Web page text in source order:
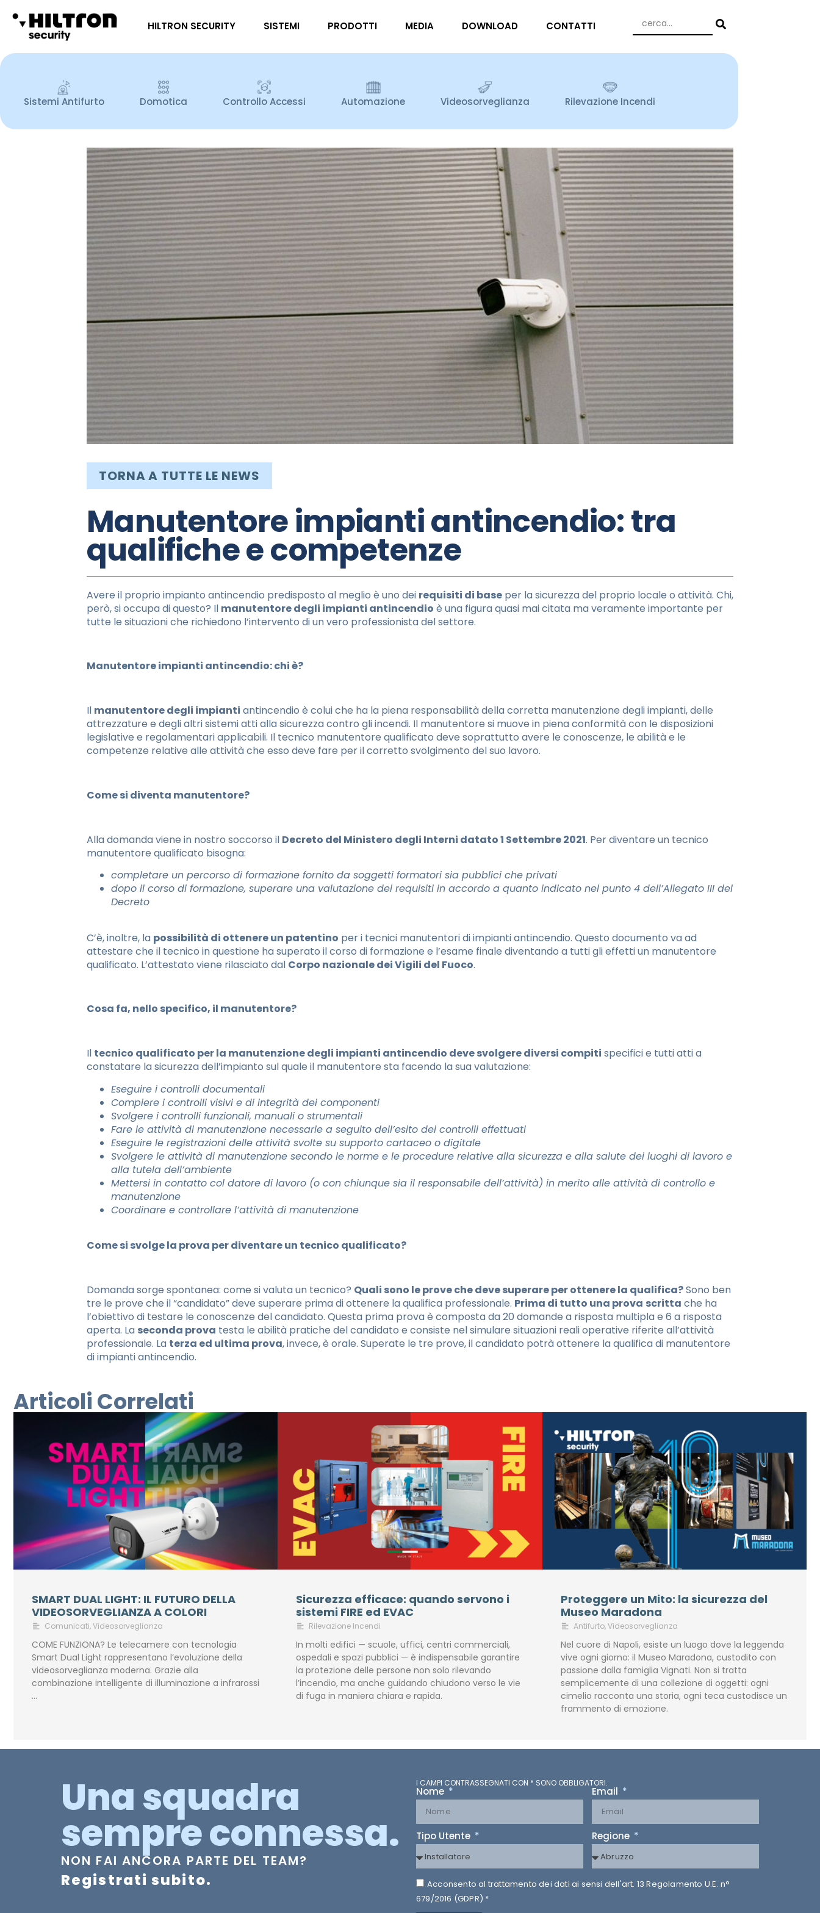
HILTRON SECURITY SISTEMI PRODOTTI MEDIA DOWNLOAD CONTATTI
Sistemi Antifurto Domotica Controllo Accessi Automazione Videosorveglianza Rilevazione Incendi
TORNA A TUTTE LE NEWS
Manutentore impianti antincendio: tra
qualifiche e competenze
Avere il proprio impianto antincendio predisposto al meglio è uno dei requisiti di base per la sicurezza del proprio locale o attività. Chi,
però, si occupa di questo? Il manutentore degli impianti antincendio è una figura quasi mai citata ma veramente importante per
tutte le situazioni che richiedono l’intervento di un vero professionista del settore.
Manutentore impianti antincendio: chi è?
Il manutentore degli impianti antincendio è colui che ha la piena responsabilità della corretta manutenzione degli impianti, delle
attrezzature e degli altri sistemi atti alla sicurezza contro gli incendi. Il manutentore si muove in piena conformità con le disposizioni
legislative e regolamentari applicabili. Il tecnico manutentore qualificato deve soprattutto avere le conoscenze, le abilità e le
competenze relative alle attività che esso deve fare per il corretto svolgimento del suo lavoro.
Come si diventa manutentore?
Alla domanda viene in nostro soccorso il Decreto del Ministero degli Interni datato 1 Settembre 2021. Per diventare un tecnico
manutentore qualificato bisogna:
completare un percorso di formazione fornito da soggetti formatori sia pubblici che privati
dopo il corso di formazione, superare una valutazione dei requisiti in accordo a quanto indicato nel punto 4 dell’Allegato III del
Decreto
C’è, inoltre, la possibilità di ottenere un patentino per i tecnici manutentori di impianti antincendio. Questo documento va ad
attestare che il tecnico in questione ha superato il corso di formazione e l’esame finale diventando a tutti gli effetti un manutentore
qualificato. L’attestato viene rilasciato dal Corpo nazionale dei Vigili del Fuoco.
Cosa fa, nello specifico, il manutentore?
Il tecnico qualificato per la manutenzione degli impianti antincendio deve svolgere diversi compiti specifici e tutti atti a
constatare la sicurezza dell’impianto sul quale il manutentore sta facendo la sua valutazione:
Eseguire i controlli documentali
Compiere i controlli visivi e di integrità dei componenti
Svolgere i controlli funzionali, manuali o strumentali
Fare le attività di manutenzione necessarie a seguito dell’esito dei controlli effettuati
Eseguire le registrazioni delle attività svolte su supporto cartaceo o digitale
Svolgere le attività di manutenzione secondo le norme e le procedure relative alla sicurezza e alla salute dei luoghi di lavoro e
alla tutela dell’ambiente
Mettersi in contatto col datore di lavoro (o con chiunque sia il responsabile dell’attività) in merito alle attività di controllo e
manutenzione
Coordinare e controllare l’attività di manutenzione
Come si svolge la prova per diventare un tecnico qualificato?
Domanda sorge spontanea: come si valuta un tecnico? Quali sono le prove che deve superare per ottenere la qualifica?Sono ben
tre le prove che il “candidato” deve superare prima di ottenere la qualifica professionale. Prima di tutto una prova scritta che ha
l’obiettivo di testare le conoscenze del candidato. Questa prima prova è composta da 20 domande a risposta multipla e 6 a risposta
aperta. La seconda prova testa le abilità pratiche del candidato e consiste nel simulare situazioni reali operative riferite all’attività
professionale. La terza ed ultima prova, invece, è orale. Superate le tre prove, il candidato potrà ottenere la qualifica di manutentore
di impianti antincendio.
Articoli Correlati
SMART DUAL LIGHT: IL FUTURO DELLA
VIDEOSORVEGLIANZA A COLORI
Comunicati,Videosorveglianza
COME FUNZIONA? Le telecamere con tecnologia
Smart Dual Light rappresentano l’evoluzione della
videosorveglianza moderna. Grazie alla
combinazione intelligente di illuminazione a infrarossi
…
Sicurezza efficace: quando servono i
sistemi FIRE ed EVAC
Rilevazione Incendi
In molti edifici — scuole, uffici, centri commerciali,
ospedali e spazi pubblici — è indispensabile garantire
la protezione delle persone non solo rilevando
l’incendio, ma anche guidando chiudono verso le vie
di fuga in maniera chiara e rapida.
Proteggere un Mito: la sicurezza del
Museo Maradona
Antifurto,Videosorveglianza
Nel cuore di Napoli, esiste un luogo dove la leggenda
vive ogni giorno: il Museo Maradona, custodito con
passione dalla famiglia Vignati. Non si tratta
semplicemente di una collezione di oggetti: ogni
cimelio racconta una storia, ogni teca custodisce un
frammento di emozione.
Una squadra
sempre connessa.
NON FAI ANCORA PARTE DEL TEAM?
Registrati subito.
I CAMPI CONTRASSEGNATI CON * SONO OBBLIGATORI.
Nome Email
Tipo Utente Regione
Acconsento al trattamento dei dati ai sensi dell'art. 13 Regolamento U.E. n°
679/2016 (GDPR) *